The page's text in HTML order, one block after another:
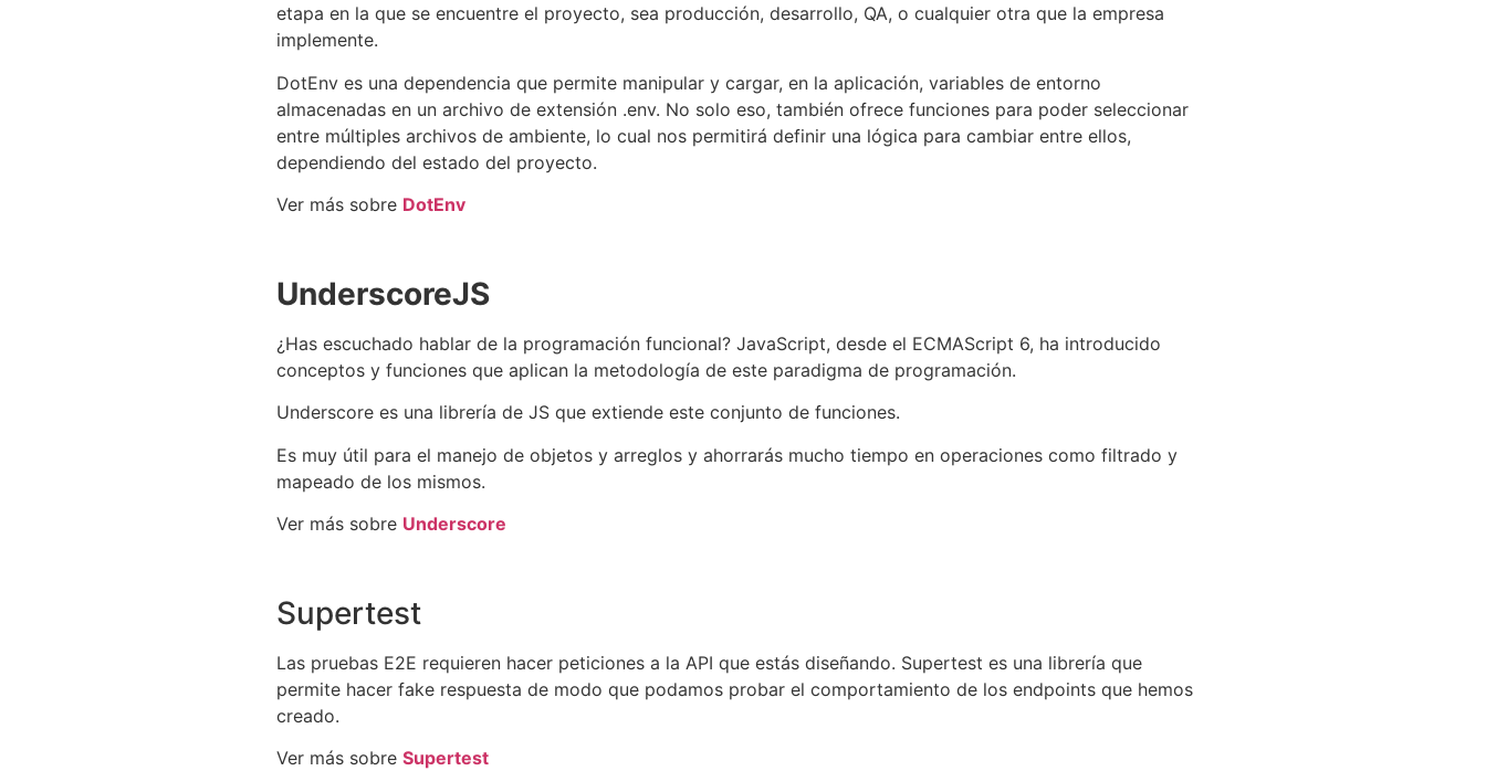
etapa en la que se encuentre el proyecto, sea producción, desarrollo, QA, o cualquier otra que la empresa
implemente.
DotEnv es una dependencia que permite manipular y cargar, en la aplicación, variables de entorno
almacenadas en un archivo de extensión .env. No solo eso, también ofrece funciones para poder seleccionar
entre múltiples archivos de ambiente, lo cual nos permitirá definir una lógica para cambiar entre ellos,
dependiendo del estado del proyecto.
Ver más sobre DotEnv
UnderscoreJS
¿Has escuchado hablar de la programación funcional? JavaScript, desde el ECMAScript 6, ha introducido
conceptos y funciones que aplican la metodología de este paradigma de programación.
Underscore es una librería de JS que extiende este conjunto de funciones.
Es muy útil para el manejo de objetos y arreglos y ahorrarás mucho tiempo en operaciones como filtrado y
mapeado de los mismos.
Ver más sobre Underscore
Supertest
Las pruebas E2E requieren hacer peticiones a la API que estás diseñando. Supertest es una librería que
permite hacer fake respuesta de modo que podamos probar el comportamiento de los endpoints que hemos
creado.
Ver más sobre Supertest